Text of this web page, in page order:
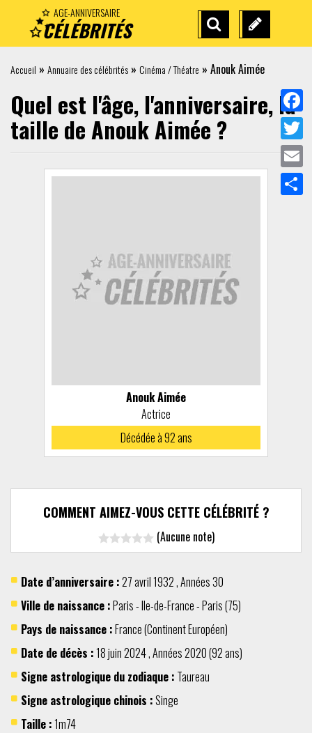
AGE-ANNIVERSAIRE
CÉLÉBRITÉS
RECHERCHE SUGGÉREZ
Accueil » Annuaire des célébrités » Cinéma / Théatre » Anouk Aimée
Quel est l'âge, l'anniversaire, la
taille deAnouk Aimée ?
Anouk Aimée
Actrice
Décédée à 92 ans
COMMENT AIMEZ-VOUS CETTE CÉLÉBRITÉ ?
(Aucune note)
Date d’anniversaire :27 avril1932,Années 30
Ville de naissance :Paris-Ile-de-France-Paris (75)
Pays de naissance :France(ContinentEuropéen)
Date de décès :18 juin2024,Années 2020(92 ans)
Signe astrologique du zodiaque : Taureau
Signe astrologique chinois :Singe
Taille :1m74
Twitter
Email